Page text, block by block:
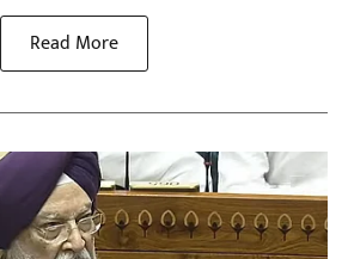
Read More